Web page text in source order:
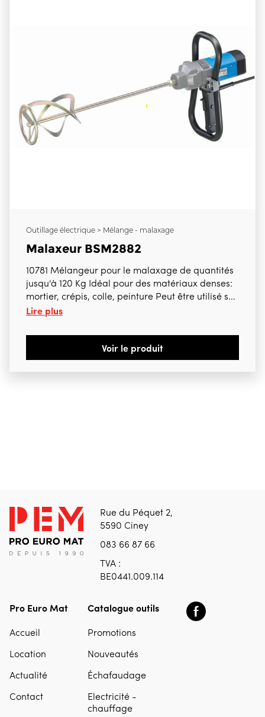
Outillage électrique > Mélange - malaxage
Malaxeur BSM2882
10781 Mélangeur pour le malaxage de quantités
jusqu'à 120 Kg Idéal pour des matériaux denses:
mortier, crépis, colle, peinture Peut être utilisé sur
des supports de malaxage (tête de 43 mm) Sans
€ htva Hélice de 200 mm 13201 32,00
Lire plus
Voir le produit
Rue du Péquet 2,
5590 Ciney
083 66 87 66
TVA :
BE0441.009.114
Pro Euro Mat
Accueil
Location
Actualité
Contact
Catalogue outils
Promotions
Nouveautés
Échafaudage
Electricité -
chauffage